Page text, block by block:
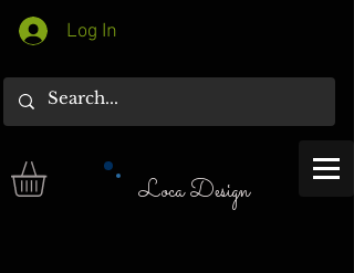
Log In
Loca Design